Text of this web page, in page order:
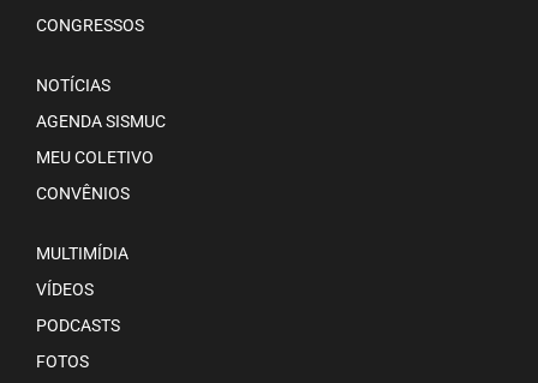
CONGRESSOS
NOTÍCIAS
AGENDA SISMUC
MEU COLETIVO
CONVÊNIOS
MULTIMÍDIA
VÍDEOS
PODCASTS
FOTOS